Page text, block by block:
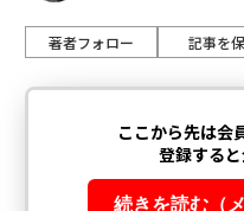
著者フォロー 記事を